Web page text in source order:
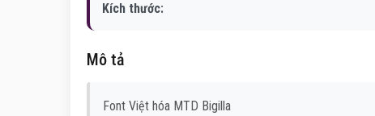
Kích thước:
Mô tả
Font Việt hóa MTD Bigilla